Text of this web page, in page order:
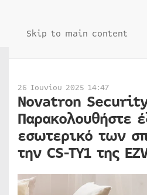
Skip to main content
26 Ιουνίου 2025 14:47
Novatron
Παρακολουθήστε
εσωτερικό των
την CS-TY1 της